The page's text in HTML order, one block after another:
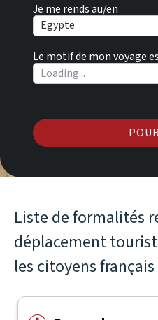
Je me rends au/en
Egypte
Le motif de mon voyage
Liste de formalités
déplacement
les citoyens français